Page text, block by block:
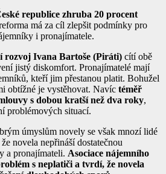
republice zhruba 20 procent
má za cíl zlepšit podmínky pro
i pronajímatele.
rozvoj Ivana Bartoše (Piráti) cítí obě
jistý diskomfort. Pronajímatelé mají
kteří jim přestanou platit. Bohužel
obtížné je vystěhovat. Navíc téměř
s dobou kratší než dva roky,
problémových situací.
úmyslům novely se však mnozí lidé
novela nepřináší dostatečnou
a pronajímateli. Asociace nájemního
s neplatiči a tvrdí, že novela